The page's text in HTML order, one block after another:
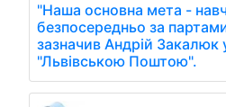
"Наша основна мета -
безпосередньо за
зазначив Андрій Закалюк
"Львівською Поштою".